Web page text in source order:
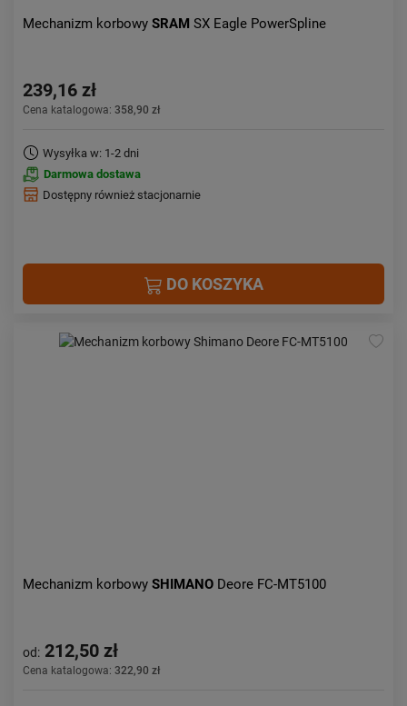
Mechanizm korbowy SRAM SX Eagle PowerSpline
239,16 zł
Cena katalogowa: 358,90 zł
Wysyłka w: 1-2 dni
Darmowa dostawa
Dostępny również stacjonarnie
DO KOSZYKA
Mechanizm korbowy SHIMANO Deore FC-MT5100
od: 212,50 zł
Cena katalogowa: 322,90 zł